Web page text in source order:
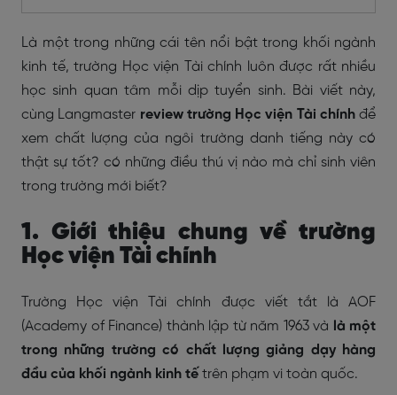
Là một trong những cái tên nổi bật trong khối ngành
kinh tế, trường Học viện Tài chính luôn được rất nhiều
học sinh quan tâm mỗi dịp tuyển sinh. Bài viết này,
cùng Langmaster review trường Học viện Tài chínhđể
xem chất lượng của ngôi trường danh tiếng này có
thật sự tốt? có những điều thú vị nào mà chỉ sinh viên
trong trường mới biết?
1. Giới thiệu chung về trường
Học viện Tài chính
Trường Học viện Tài chính được viết tắt là AOF
(Academy of Finance) thành lập từ năm 1963 và là một
trong những trường có chất lượng giảng dạy hàng
đầu của khối ngành kinh tế trên phạm vi toàn quốc.